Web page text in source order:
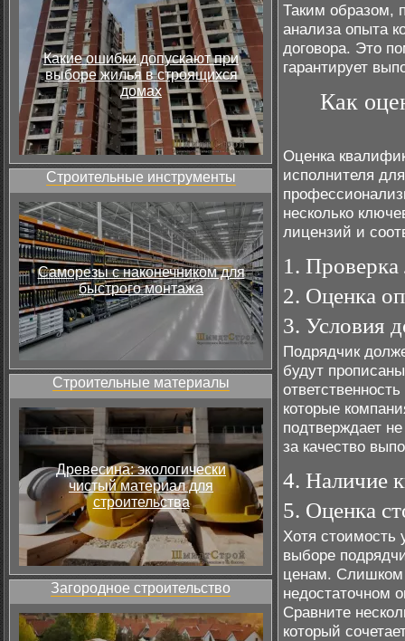
Какие ошибки допускают при
выборе жилья в строящихся
домах
Строительные инструменты
Саморезы с наконечником для
быстрого монтажа
Строительные материалы
Древесина: экологически
чистый материал для
строительства
Загородное строительство
Таким образом,
анализа опыта
договора. Это
гарантирует
Как
Оценка
исполнителя
несколько
лицензий и
1. Проверка
2. Оценка
3. Условия
Подрядчик
будут
которые
подтверждает
за качество
4. Наличие
5. Оценка
Хотя стоимость
выборе
ценам. Слишком
недостаточном
Сравните
который